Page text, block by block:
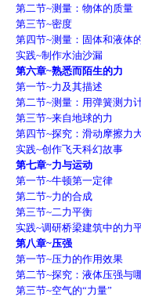
第二节~测量：物体的质量
第三节~密度
第四节~测量：固体和液体
实践~制作水油沙漏
第六章~熟悉而陌生的力
第一节~力及其描述
第二节~测量：用弹簧测力
第三节~来自地球的力
第四节~探究：滑动摩擦力
实践~创作飞天科幻故事
第七章~力与运动
第一节~牛顿第一定律
第二节~力的合成
第三节~二力平衡
实践~调研桥梁建筑中的力
第八章~压强
第一节~压力的作用效果
第二节~探究：液体压强与
第三节~空气的“力量”